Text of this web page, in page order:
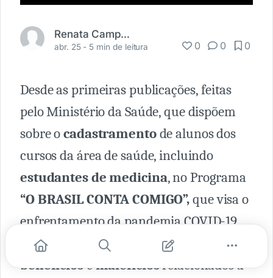
Renata Campos Cadidé
abr. 25 - 5 min de leitura 0 0 0
Desde as primeiras publicações, feitas
pelo Ministério da Saúde, que dispõem
sobre ocadastramentode alunos dos
cursos da área de saúde, incluindo
estudantes de medicina, no Programa
“O BRASIL CONTA COMIGO”,que visa o
enfrentamento da pandemia COVID-19,
discute-se acaloradamente sobre
benefíciosemalefíciosrelacionados a